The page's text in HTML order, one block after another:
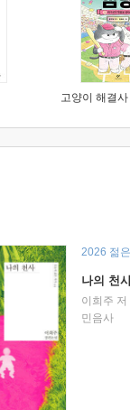
고양이 해결
2026 젊
나의 천
이희주 저
민음사